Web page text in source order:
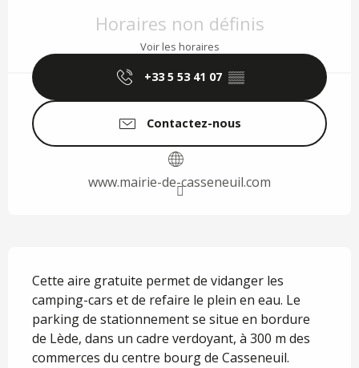
Horaires non définis
Voir les horaires
+33 5 53 41 07 ▒▒
Contactez-nous
www.mairie-de-casseneuil.com
Cette aire gratuite permet de vidanger les
camping-cars et de refaire le plein en eau. Le
parking de stationnement se situe en bordure
de Lède, dans un cadre verdoyant, à 300 m des
commerces du centre bourg de Casseneuil.